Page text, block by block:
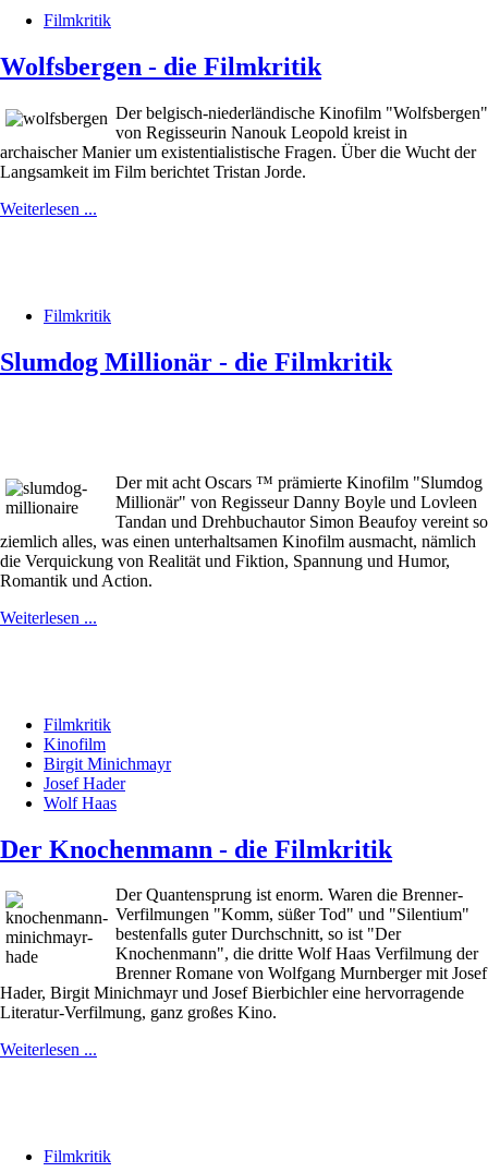
Filmkritik
Wolfsbergen - die Filmkritik
Der belgisch-niederländische Kinofilm "Wolfsbergen"
von Regisseurin Nanouk Leopold kreist in
archaischer Manier um existentialistische Fragen. Über die Wucht der
Langsamkeit im Film berichtet Tristan Jorde.
Weiterlesen ...
Filmkritik
Slumdog Millionär - die Filmkritik
Der mit acht Oscars ™ prämierte Kinofilm "Slumdog
Millionär" von Regisseur Danny Boyle und Lovleen
Tandan und Drehbuchautor Simon Beaufoy vereint so
ziemlich alles, was einen unterhaltsamen Kinofilm ausmacht, nämlich
die Verquickung von Realität und Fiktion, Spannung und Humor,
Romantik und Action.
Weiterlesen ...
Filmkritik
Kinofilm
Birgit Minichmayr
Josef Hader
Wolf Haas
Der Knochenmann - die Filmkritik
Der Quantensprung ist enorm. Waren die Brenner-
Verfilmungen "Komm, süßer Tod" und "Silentium"
bestenfalls guter Durchschnitt, so ist "Der
Knochenmann", die dritte Wolf Haas Verfilmung der
Brenner Romane von Wolfgang Murnberger mit Josef
Hader, Birgit Minichmayr und Josef Bierbichler eine hervorragende
Literatur-Verfilmung, ganz großes Kino.
Weiterlesen ...
Filmkritik